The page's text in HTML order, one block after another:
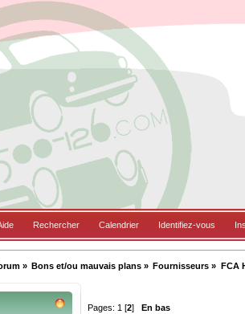
Rechercher Calendrier Identifiez-vous
» Bons et/ou mauvais plans» Fournisseurs » FCA
Pages: 1 [2] En bas